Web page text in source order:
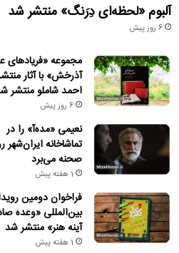
آلبوم «لحظه‌ای دِرَنگ» منتشر شد
6 روز پیش
مجموعه «فریادهای
آذرخش» با آثار
احمد شاملو منتشر
6 روز پیش
نعیمی «مده‌آ» را در
تماشاخانه ایران‌شهر
صحنه می‌برد
1 هفته پیش
فراخوان دومین
بین‌المللی «وعده
آینه هنر» منتشر شد
1 هفته پیش